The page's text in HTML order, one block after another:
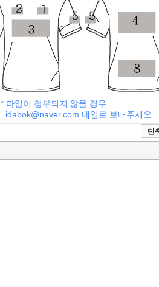
* 파일이 첨부되지 않을 경우
idabok@naver.com 메일로 보내주세요.
단